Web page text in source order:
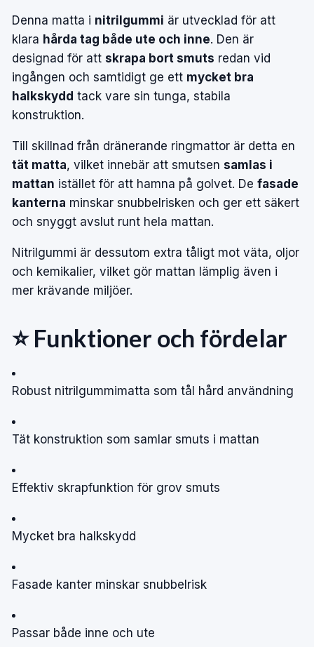
Denna matta i nitrilgummi är utvecklad för att
klara hårda tag både ute och inne. Den är
designad för att skrapa bort smuts redan vid
ingången och samtidigt ge ett mycket bra
halkskydd tack vare sin tunga, stabila
konstruktion.
Till skillnad från dränerande ringmattor är detta en
tät matta, vilket innebär att smutsen samlas i
mattan istället för att hamna på golvet. De fasade
kanterna minskar snubbelrisken och ger ett säkert
och snyggt avslut runt hela mattan.
Nitrilgummi är dessutom extra tåligt mot väta, oljor
och kemikalier, vilket gör mattan lämplig även i
mer krävande miljöer.
⭐ Funktioner och fördelar
Robust nitrilgummimatta som tål hård användning
Tät konstruktion som samlar smuts i mattan
Effektiv skrapfunktion för grov smuts
Mycket bra halkskydd
Fasade kanter minskar snubbelrisk
Passar både inne och ute